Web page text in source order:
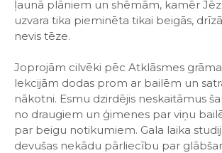
ļaunā plāniem un shēmām, kamēr
uzvara tika pieminēta tikai beigās,
nevis tēze.
Joprojām cilvēki pēc Atklāsmes
lekcijām dodas prom ar bailēm un
nākotni. Esmu dzirdējis neskaitāmus
no draugiem un ģimenes par viņu
par beigu notikumiem. Gala laika
devušas nekādu pārliecību par